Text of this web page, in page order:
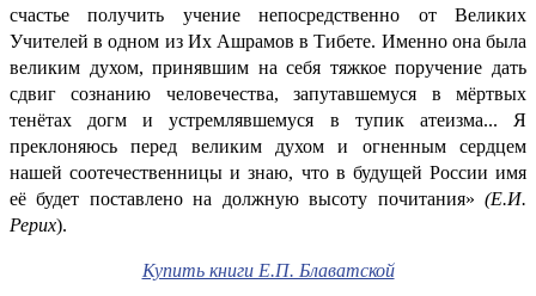
счастье получить учение непосредственно от Великих
Учителей в одном из Их Ашрамов в Тибете. Именно она была
великим духом, принявшим на себя тяжкое поручение дать
сдвиг сознанию человечества, запутавшемуся в мёртвых
тенётах догм и устремлявшемуся в тупик атеизма... Я
преклоняюсь перед великим духом и огненным сердцем
нашей соотечественницы и знаю, что в будущей России имя
её будет поставлено на должную высоту почитания» (Е.И.
Рерих).
Купить книги Е.П. Блаватской